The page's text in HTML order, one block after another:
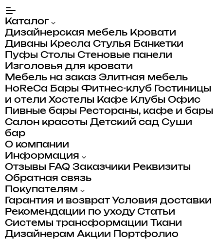
Каталог
Дизайнерская мебель Кровати
Диваны Кресла Стулья Банкетки
Пуфы Столы Стеновые панели
Изголовья для кровати
Мебель на заказ Элитная мебель
HoReCa Бары Фитнес-клуб
Гостиницы
и отели Хостелы Кафе Клубы Офис
Пивные бары Рестораны, кафе и бары
Салон красоты Детский сад Суши
бар
О компании
Информация
Отзывы FAQ Заказчики Реквизиты
Обратная связь
Покупателям
Гарантия и возврат Условия доставки
Рекомендации по уходу Статьи
Системы трансформации
Ткани
Дизайнерам Акции
Портфолио